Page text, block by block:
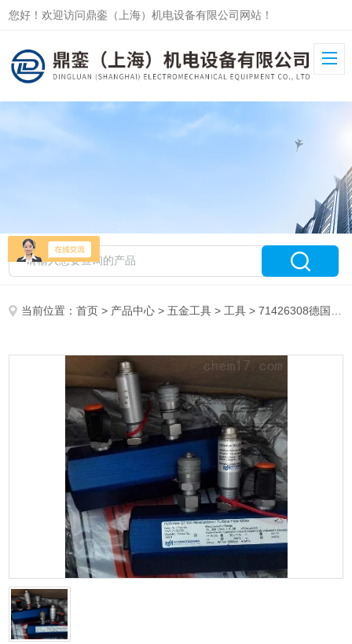
您好！欢迎访问鼎銮（上海）机电设备有限公司网站！
当前位置：首页 > 产品中心 > 五金工具 > 工具 > 71426308德国伍尔特扳手